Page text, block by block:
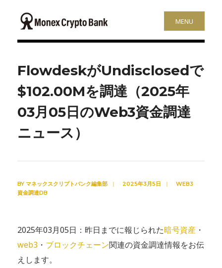
MENU
FlowdeskがUndisclosedで
$102.00Mを調達（2025年
03月05日のWeb3資金調達
ニュース）
BY マネックスクリプトバンク編集部 | 2025年3月5日 |
WEB3
資金調達DB
2025年03月05日：昨日までに報じられた暗号資産 ・
web3 ・ ブロックチェーン関連の資金調達情報をお伝
えします。